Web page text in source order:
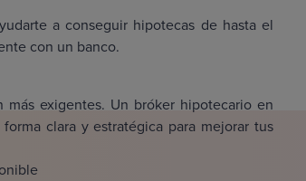
a conseguir hipotecas de hasta el
con un banco.
exigentes. Un bróker hipotecario en
clara y estratégica para mejorar tus